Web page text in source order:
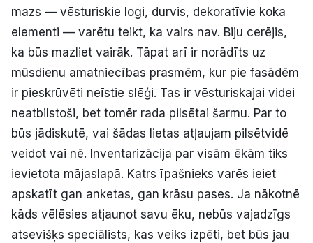
mazs — vēsturiskie logi, durvis, dekoratīvie koka
elementi — varētu teikt, ka vairs nav. Biju cerējis,
ka būs mazliet vairāk. Tāpat arī ir norādīts uz
mūsdienu amatniecības prasmēm, kur pie fasādēm
ir pieskrūvēti neīstie slēģi. Tas ir vēsturiskajai videi
neatbilstoši, bet tomēr rada pilsētai šarmu. Par to
būs jādiskutē, vai šādas lietas atļaujam pilsētvidē
veidot vai nē. Inventarizācija par visām ēkām tiks
ievietota mājaslapā. Katrs īpašnieks varēs ieiet
apskatīt gan anketas, gan krāsu pases. Ja nākotnē
kāds vēlēsies atjaunot savu ēku, nebūs vajadzīgs
atsevišķs speciālists, kas veiks izpēti, bet būs jau